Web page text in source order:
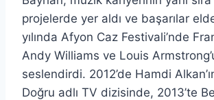
projelerde yer aldı ve başarılar
yılında Afyon Caz Festivali’nde
Andy Williams ve Louis
seslendirdi. 2012’de Hamdi
Doğru adlı TV dizisinde, 2013’te